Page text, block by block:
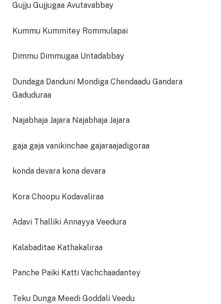
Gujju Gujjugaa Avutavabbay
Kummu Kummitey Rommulapai
Dimmu Dimmugaa Untadabbay
Dundaga Danduni Mondiga Chendaadu Gandara
Gaduduraa
Najabhaja Jajara Najabhaja Jajara
gaja gaja vanikinchae gajaraajadigoraa
konda devara kona devara
Kora Choopu Kodavaliraa
Adavi Thalliki Annayya Veedura
Kalabaditae Kathakaliraa
Panche Paiki Katti Vachchaadantey
Teku Dunga Meedi Goddali Veedu